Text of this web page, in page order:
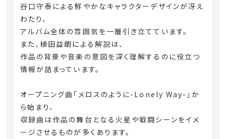
谷口守泰による鮮やかなキャラクターデザインが冴え
わたり、
アルバム全体の雰囲気を一層引き立てています。
また、植田益朗による解説は、
作品の背景や音楽の意図を深く理解するのに役立つ
情報が詰まっています。
オープニング曲「メロスのように-Lonely Way-」か
ら始まり、
収録曲は作品の舞台となる火星や戦闘シーンをイメ
ージさせるものが多くあります。